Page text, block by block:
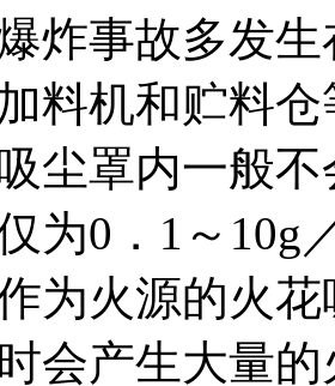
事故多发生
料机和贮料
尘罩内一般
为0．1～10g
为火源的火
会产生大量